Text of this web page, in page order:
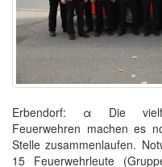
Erbendorf: α Die
Feuerwehren machen es
Stelle zusammenlaufen.
15 Feuerwehrleute